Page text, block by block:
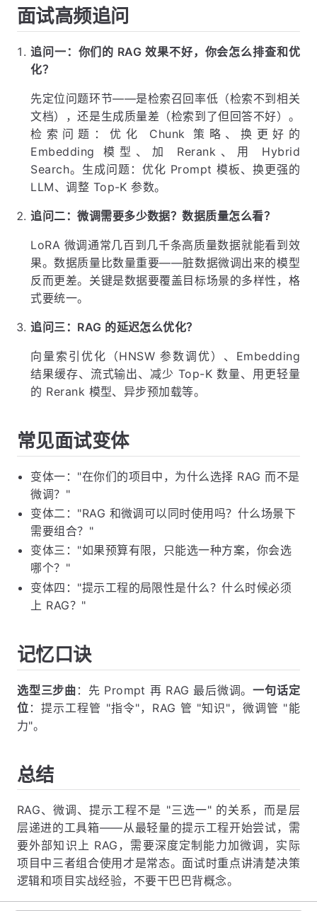
面试高频追问
追问一：你们的 RAG 效果不好，你会怎么排查和优
化？
先定位问题环节——是检索召回率低（检索不到相关
文档），还是生成质量差（检索到了但回答不好）。
检索问题：优化 Chunk 策略、换更好的
Embedding 模型、加 Rerank、用 Hybrid
Search。生成问题：优化 Prompt 模板、换更强的
LLM、调整 Top-K 参数。
追问二：微调需要多少数据？数据质量怎么看？
LoRA 微调通常几百到几千条高质量数据就能看到效
果。数据质量比数量重要——脏数据微调出来的模型
反而更差。关键是数据要覆盖目标场景的多样性，格
式要统一。
追问三：RAG 的延迟怎么优化？
向量索引优化（HNSW 参数调优）、Embedding
结果缓存、流式输出、减少 Top-K 数量、用更轻量
的 Rerank 模型、异步预加载等。
常见面试变体
变体一："在你们的项目中，为什么选择 RAG 而不是
微调？"
变体二："RAG 和微调可以同时使用吗？什么场景下
需要组合？"
变体三："如果预算有限，只能选一种方案，你会选
哪个？"
变体四："提示工程的局限性是什么？什么时候必须
上 RAG？"
记忆口诀
选型三步曲 ：先 Prompt 再 RAG 最后微调。一句话定
位 ：提示工程管 "指令"，RAG 管 "知识"，微调管 "能
力"。
总结
RAG、微调、提示工程不是 "三选一" 的关系，而是层
层递进的工具箱——从最轻量的提示工程开始尝试，需
要外部知识上 RAG，需要深度定制能力加微调，实际
项目中三者组合使用才是常态。面试时重点讲清楚决策
逻辑和项目实战经验，不要干巴巴背概念。